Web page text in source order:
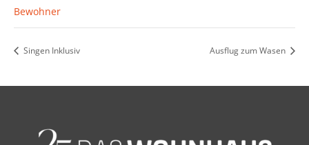
Bewohner
Singen Inklusiv Ausflug zum Wasen